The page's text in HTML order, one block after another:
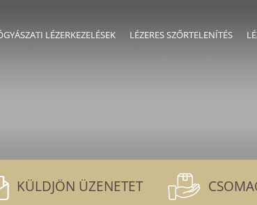
LÉZERKEZELÉSEK LÉZERES SZŐRTELENÍTÉS
KÜLDJÖN ÜZENETET